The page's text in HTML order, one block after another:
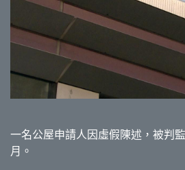
一名公屋申請人因虛假陳述，被判
月。